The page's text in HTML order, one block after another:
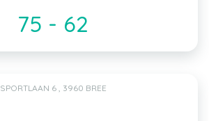
75 - 62
SPORTLAAN 6 , 3960 BREE